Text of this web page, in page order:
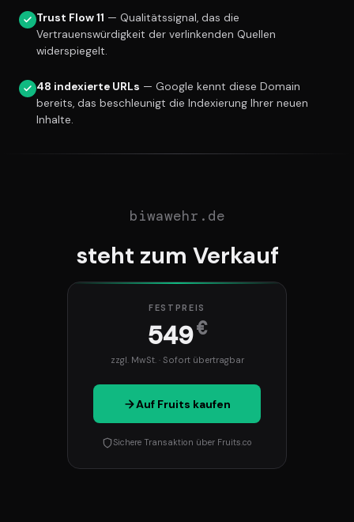
Trust Flow 11 — Qualitätssignal, das die
Vertrauenswürdigkeit der verlinkenden Quellen
widerspiegelt.
48 indexierte URLs — Google kennt diese Domain
bereits, das beschleunigt die Indexierung Ihrer neuen
Inhalte.
biwawehr.de
steht zum Verkauf
FESTPREIS
549€
zzgl. MwSt. · Sofort übertragbar
Auf Fruits kaufen
Sichere Transaktion über Fruits.co